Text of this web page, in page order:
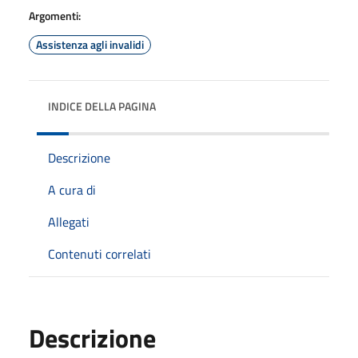
Argomenti:
Assistenza agli invalidi
INDICE DELLA PAGINA
Descrizione
A cura di
Allegati
Contenuti correlati
Descrizione